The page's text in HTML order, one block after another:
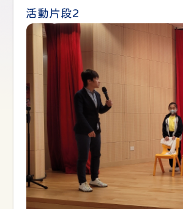
活動片段2